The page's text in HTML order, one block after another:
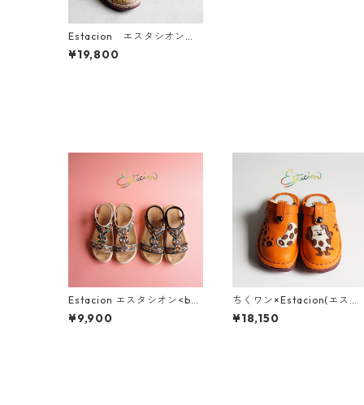
Estacion エスタシオン
お花てんとう虫モチーフレ
ザーストラップシューズ M
¥19,800
Estacion エスタシオン<br>
エスニック調カラフルビー
ズデザインコンフォートサ
¥9,900
ちくワン×Estacion(エスタ
シオン)コラボ ちくワンモチ
ーフ2way本革サボシューズ
¥18,150